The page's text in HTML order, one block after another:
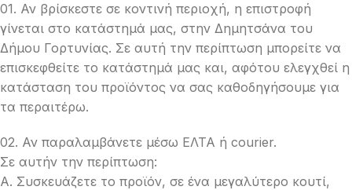
01. Αν βρίσκεστε σε κοντινή περιοχή, η επιστροφή
γίνεται στο κατάστημά μας, στην Δημητσάνα του
Δήμου Γορτυνίας. Σε αυτή την περίπτωση μπορείτε να
επισκεφθείτε το κατάστημά μας και, αφότου ελεγχθεί η
κατάσταση του προϊόντος να σας καθοδηγήσουμε για
τα περαιτέρω.
02. Αν παραλαμβάνετε μέσω ΕΛΤΑ ή courier.
Σε αυτήν την περίπτωση:
Α. Συσκευάζετε το προϊόν, σε ένα μεγαλύτερο κουτί,